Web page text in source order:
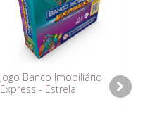
Jogo Banco Imobiliário
Express - Estrela